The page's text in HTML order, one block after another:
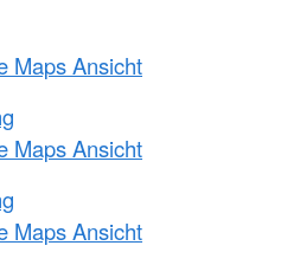
Maps Ansicht
Maps Ansicht
Maps Ansicht